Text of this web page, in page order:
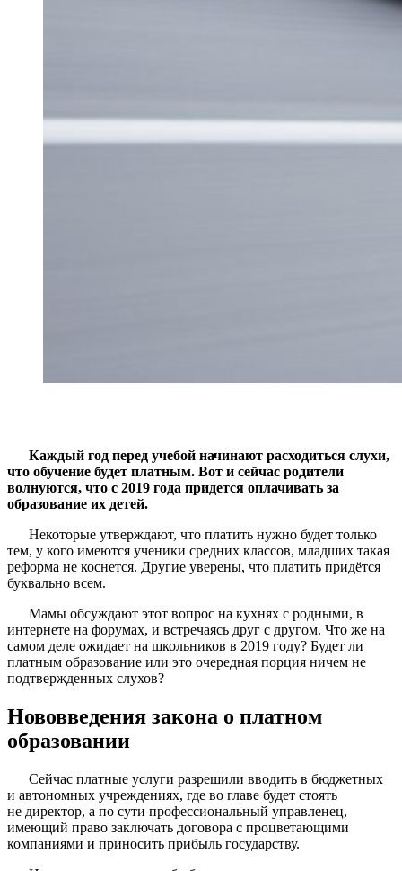
Каждый год перед учебой начинают расходиться слухи,
что обучение будет платным. Вот и сейчас родители
волнуются, что с 2019 года придется оплачивать за
образование их детей.
Некоторые утверждают, что платить нужно будет только
тем, у кого имеются ученики средних классов, младших такая
реформа не коснется. Другие уверены, что платить придётся
буквально всем.
Мамы обсуждают этот вопрос на кухнях с родными, в
интернете на форумах, и встречаясь друг с другом. Что же на
самом деле ожидает на школьников в 2019 году? Будет ли
платным образование или это очередная порция ничем не
подтвержденных слухов?
Нововведения закона о платном
образовании
Сейчас платные услуги разрешили вводить в бюджетных
и автономных учреждениях, где во главе будет стоять
не директор, а по сути профессиональный управленец,
имеющий право заключать договора с процветающими
компаниями и приносить прибыль государству.